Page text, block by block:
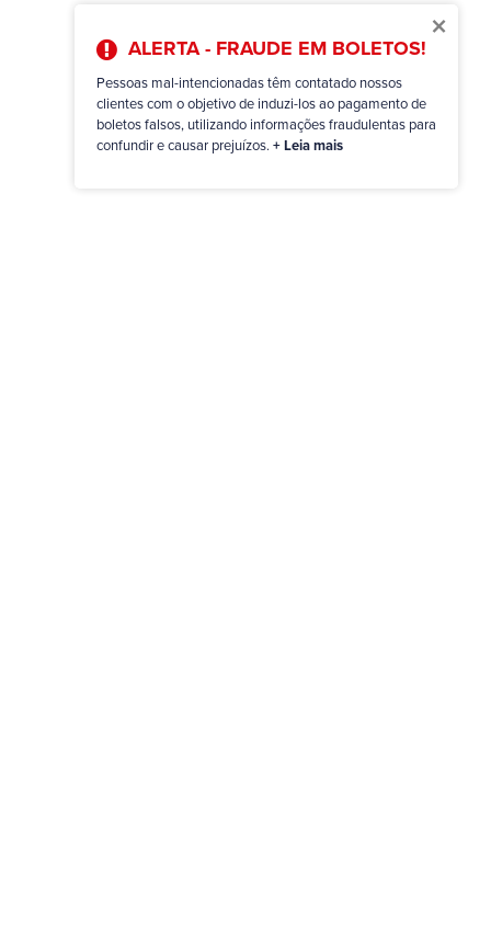
×
ALERTA - FRAUDE EM BOLETOS!
Pessoas mal-intencionadas têm contatado nossos
clientes com o objetivo de induzi-los ao pagamento de
boletos falsos, utilizando informações fraudulentas para
confundir e causar prejuízos. + Leia mais